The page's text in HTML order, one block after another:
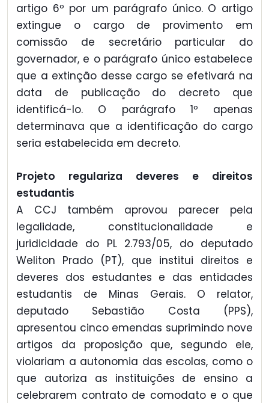
artigo 6º por um parágrafo único. O artigo
extingue o cargo de provimento em
comissão de secretário particular do
governador, e o parágrafo único estabelece
que a extinção desse cargo se efetivará na
data de publicação do decreto que
identificá-lo. O parágrafo 1º apenas
determinava que a identificação do cargo
seria estabelecida em decreto.
Projeto regulariza deveres e direitos
estudantis
A CCJ também aprovou parecer pela
legalidade, constitucionalidade e
juridicidade do PL 2.793/05, do deputado
Weliton Prado (PT), que institui direitos e
deveres dos estudantes e das entidades
estudantis de Minas Gerais. O relator,
deputado Sebastião Costa (PPS),
apresentou cinco emendas suprimindo nove
artigos da proposição que, segundo ele,
violariam a autonomia das escolas, como o
que autoriza as instituições de ensino a
celebrarem contrato de comodato e o que